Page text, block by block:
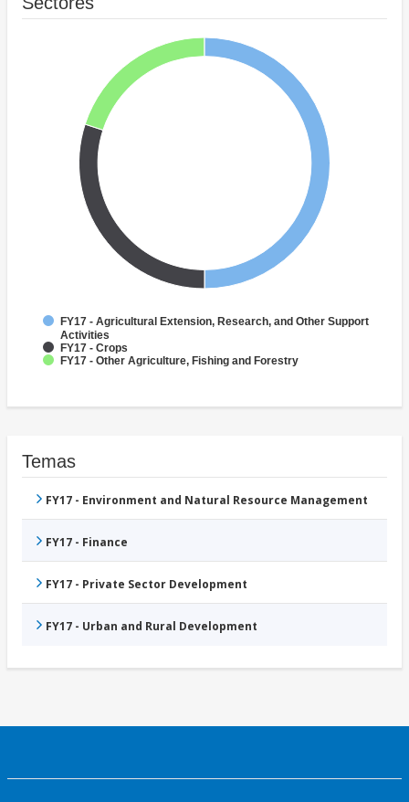
FY17 - Agricultural Extension, Research, and Other Support
Activities
FY17 - Crops
FY17 - Other Agriculture, Fishing and Forestry
Temas
FY17 - Environment and Natural Resource Management
FY17 - Finance
FY17 - Private Sector Development
FY17 - Urban and Rural Development